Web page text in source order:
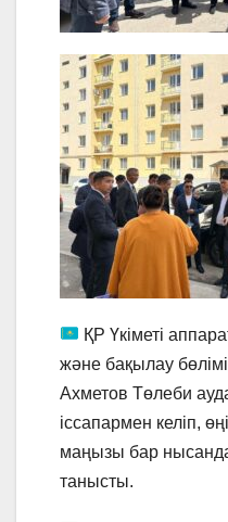
ҚР Үкіметі
және бақылау
Ахметов Төлеби
іссапармен келіп,
маңызы бар
танысты.